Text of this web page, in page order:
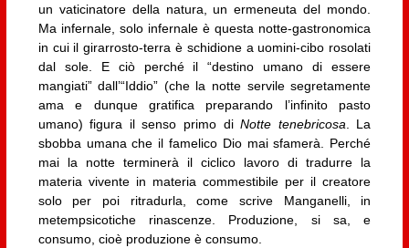
un vaticinatore della natura, un ermeneuta del mondo.
Ma infernale, solo infernale è questa notte-gastronomica
in cui il girarrosto-terra è schidione a uomini-cibo rosolati
dal sole. E ciò perché il “destino umano di essere
mangiati” dall’“Iddio” (che la notte servile segretamente
ama e dunque gratifica preparando l’infinito pasto
umano) figura il senso primo diNotte tenebricosa. La
sbobba umana che il famelico Dio mai sfamerà. Perché
mai la notte terminerà il ciclico lavoro di tradurre la
materia vivente in materia commestibile per il creatore
solo per poi ritradurla, come scrive Manganelli, in
metempsicotiche rinascenze. Produzione, si sa, e
consumo, cioè produzione è consumo.